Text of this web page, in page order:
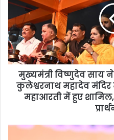
मुख्यमंत्री विष्णुदेव साय
कुलेश्वरनाथ महादेव मंदिर
महाआरती में हुए